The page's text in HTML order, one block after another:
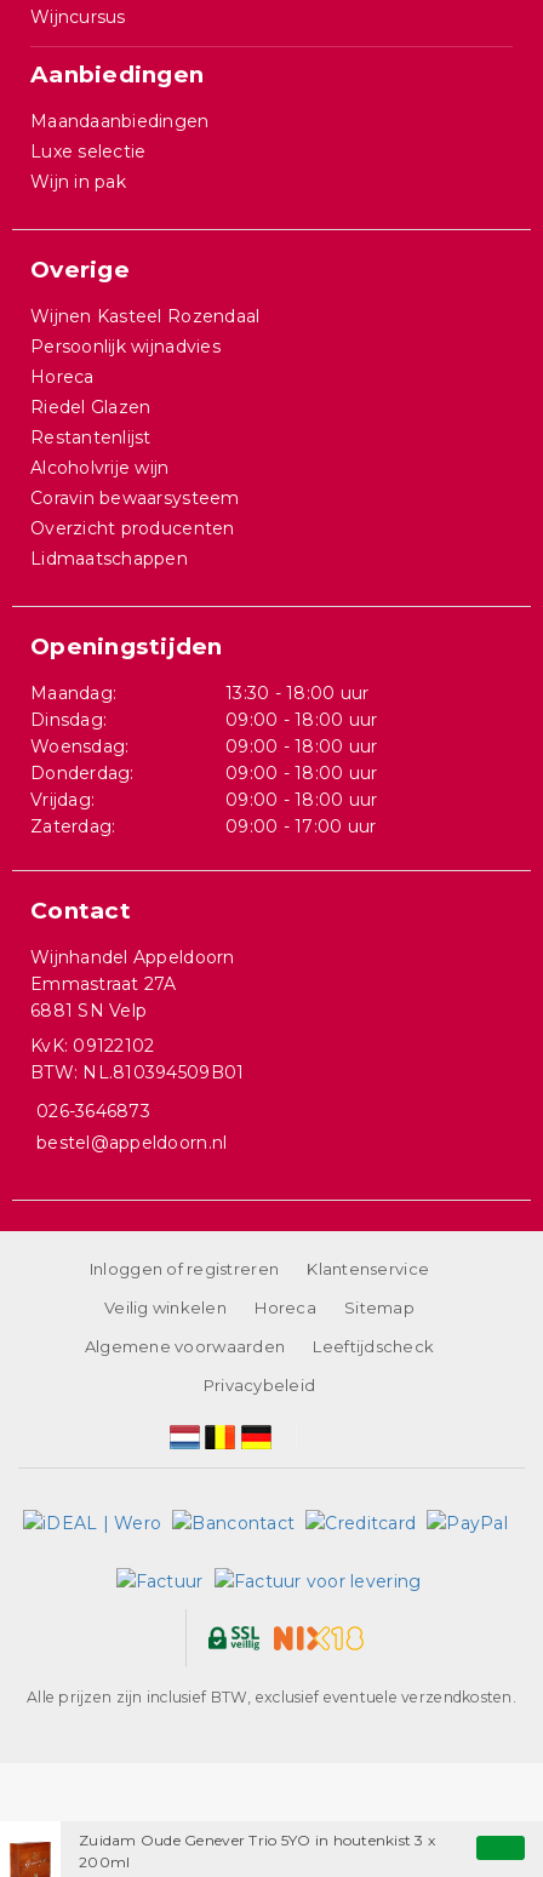
Zuidam Oude Genever Trio 5YO in houtenkist 3 x
200ml
Wijncursus
Aanbiedingen
Maandaanbiedingen
Luxe selectie
Wijn in pak
Overige
Wijnen Kasteel Rozendaal
Persoonlijk wijnadvies
Horeca
Riedel Glazen
Restantenlijst
Alcoholvrije wijn
Coravin bewaarsysteem
Overzicht producenten
Lidmaatschappen
Openingstijden
Maandag:
13:30 - 18:00 uur
Dinsdag:
09:00 - 18:00 uur
Woensdag:
09:00 - 18:00 uur
Donderdag:
09:00 - 18:00 uur
Vrijdag:
09:00 - 18:00 uur
Zaterdag:
09:00 - 17:00 uur
Contact
Wijnhandel Appeldoorn
Emmastraat 27A
6881 SN Velp
KvK: 09122102
BTW: NL.810394509B01
026-3646873
bestel@appeldoorn.nl
Inloggen of registreren
Klantenservice
Veilig winkelen
Horeca
Sitemap
Algemene voorwaarden
Leeftijdscheck
Privacybeleid
Alle prijzen zijn inclusief BTW, exclusief eventuele verzendkosten.